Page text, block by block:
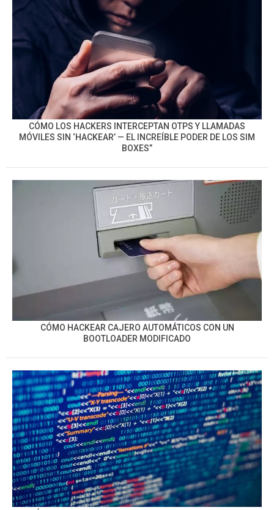
CÓMO LOS HACKERS INTERCEPTAN OTPS Y LLAMADAS
MÓVILES SIN ‘HACKEAR’ — EL INCREÍBLE PODER DE LOS SIM
BOXES”
CÓMO HACKEAR CAJERO AUTOMÁTICOS CON UN
BOOTLOADER MODIFICADO